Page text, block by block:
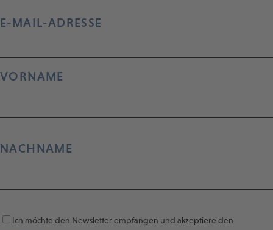
E-MAIL-ADRESSE
VORNAME
NACHNAME
Ich möchte den Newsletter empfangen und akzeptiere den